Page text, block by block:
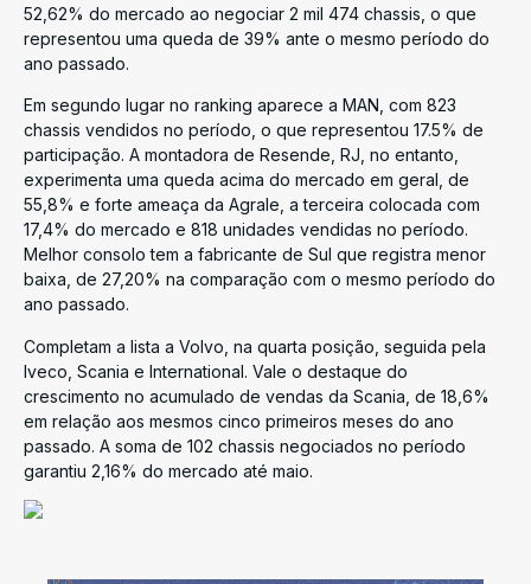
52,62% do mercado ao negociar 2 mil 474 chassis, o que
representou uma queda de 39% ante o mesmo período do
ano passado.
Em segundo lugar no ranking aparece a MAN, com 823
chassis vendidos no período, o que representou 17.5% de
participação. A montadora de Resende, RJ, no entanto,
experimenta uma queda acima do mercado em geral, de
55,8% e forte ameaça da Agrale, a terceira colocada com
17,4% do mercado e 818 unidades vendidas no período.
Melhor consolo tem a fabricante de Sul que registra menor
baixa, de 27,20% na comparação com o mesmo período do
ano passado.
Completam a lista a Volvo, na quarta posição, seguida pela
Iveco, Scania e International. Vale o destaque do
crescimento no acumulado de vendas da Scania, de 18,6%
em relação aos mesmos cinco primeiros meses do ano
passado. A soma de 102 chassis negociados no período
garantiu 2,16% do mercado até maio.